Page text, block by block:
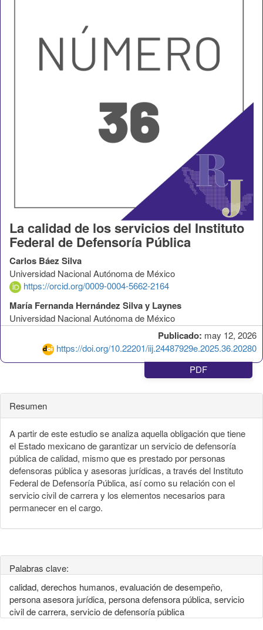
Publicado: may 12, 2026
https://doi.org/10.22201/iij.24487929e.2025.36.20280
La calidad de los servicios del Instituto
Federal de Defensoría Pública
Carlos Báez Silva
Universidad Nacional Autónoma de México
https://orcid.org/0009-0004-5662-2164
María Fernanda Hernández Silva y Laynes
Universidad Nacional Autónoma de México
PDF
Resumen
A partir de este estudio se analiza aquella obligación que tiene
el Estado mexicano de garantizar un servicio de defensoría
pública de calidad, mismo que es prestado por personas
defensoras pública y asesoras jurídicas, a través del Instituto
Federal de Defensoría Pública, así como su relación con el
servicio civil de carrera y los elementos necesarios para
permanecer en el cargo.
Palabras clave:
calidad, derechos humanos, evaluación de desempeño,
persona asesora jurídica, persona defensora pública, servicio
civil de carrera, servicio de defensoría pública